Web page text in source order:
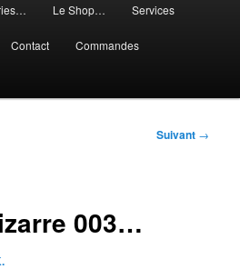
Le Shop… Services
Contact Commandes
Suivant →
003…